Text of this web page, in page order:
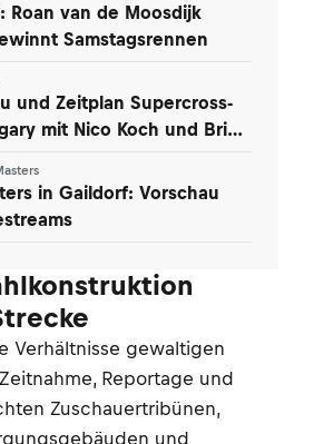
Roan van de Moosdijk
Samstagsrennen
und Zeitplan Supercross-
mit Nico Koch und Brian
in Gaildorf: Vorschau
Verhältnisse gewaltigen
Reportage und
Zuschauertribünen,
und